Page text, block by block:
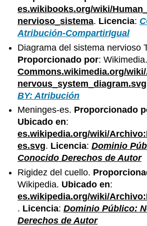
es.wikibooks.org/wiki/
nervioso_sistema. Licencia:
Atribución-CompartirIgual
Diagrama del sistema nervioso
Proporcionado por: Wikimedia.
Commons.wikimedia.org/
nervous_system_diagram.svg
BY: Atribución
Meninges-es. Proporcionado
Ubicado en:
es.wikipedia.org/wiki/
es.svg. Licencia:Dominio
Conocido Derechos de Autor
Rigidez del cuello.
Wikipedia. Ubicado en:
es.wikipedia.org/wiki/
. Licencia:Dominio Público:
Derechos de Autor